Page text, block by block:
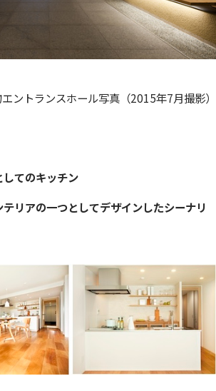
ントランスホール写真（2015年7月撮影）
てのキッチン
リアの一つとしてデザインしたシーナリ